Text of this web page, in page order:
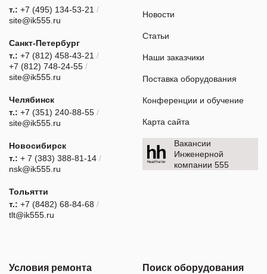
т.: +7 (495) 134-53-21 /
site@ik555.ru
Санкт-Петербург
т.: +7 (812) 458-43-21 /
+7 (812) 748-24-55 /
site@ik555.ru
Челябинск
т.: +7 (351) 240-88-55 /
site@ik555.ru
Новосибирск
т.: + 7 (383) 388-81-14 /
nsk@ik555.ru
Тольятти
т.: +7 (8482) 68-84-68 /
tlt@ik555.ru
Новости
Статьи
Наши заказчики
Поставка оборудования
Конференции и обучение
Карта сайта
Вакансии
Инженерной
компании 555
Условия ремонта Поиск оборудования